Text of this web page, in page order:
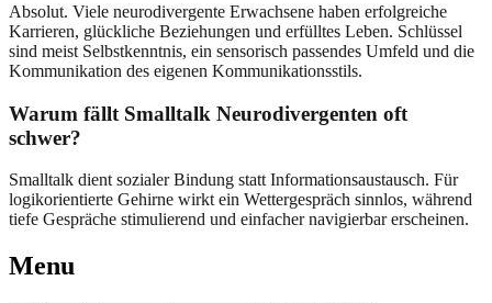
Absolut. Viele neurodivergente Erwachsene haben erfolgreiche
Karrieren, glückliche Beziehungen und erfülltes Leben. Schlüssel
sind meist Selbstkenntnis, ein sensorisch passendes Umfeld und die
Kommunikation des eigenen Kommunikationsstils.
Warum fällt Smalltalk Neurodivergenten oft
schwer?
Smalltalk dient sozialer Bindung statt Informationsaustausch. Für
logikorientierte Gehirne wirkt ein Wettergespräch sinnlos, während
tiefe Gespräche stimulierend und einfacher navigierbar erscheinen.
Menu